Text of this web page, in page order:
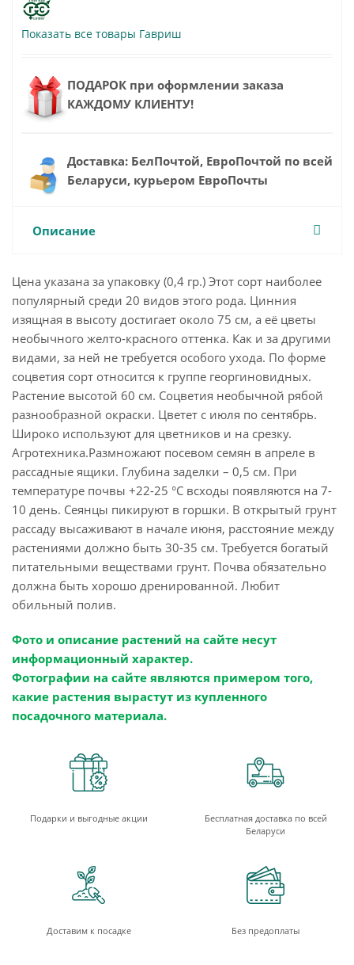
Показать все товары Гавриш
ПОДАРОК при оформлении заказа
КАЖДОМУ КЛИЕНТУ!
Доставка: БелПочтой, ЕвроПочтой по всей
Беларуси, курьером ЕвроПочты
Описание
Цена указана за упаковку (0,4 гр.) Этот сорт наиболее
популярный среди 20 видов этого рода. Цинния
изящная в высоту достигает около 75 см, а её цветы
необычного желто-красного оттенка. Как и за другими
видами, за ней не требуется особого ухода. По форме
соцветия сорт относится к группе георгиновидных.
Растение высотой 60 см. Соцветия необычной рябой
разнообразной окраски. Цветет с июля по сентябрь.
Широко используют для цветников и на срезку.
Агротехника.Размножают посевом семян в апреле в
рассадные ящики. Глубина заделки – 0,5 см. При
температуре почвы +22-25 °С всходы появляются на 7-
10 день. Сеянцы пикируют в горшки. В открытый грунт
рассаду высаживают в начале июня, расстояние между
растениями должно быть 30-35 см. Требуется богатый
питательными веществами грунт. Почва обязательно
должна быть хорошо дренированной. Любит
обильный полив.
Фото и описание растений на сайте несут
информационный характер.
Фотографии на сайте являются примером того,
какие растения вырастут из купленного
посадочного материала.
Подарки и выгодные акции
Бесплатная доставка по всей
Беларуси
Доставим к посадке Без предоплаты